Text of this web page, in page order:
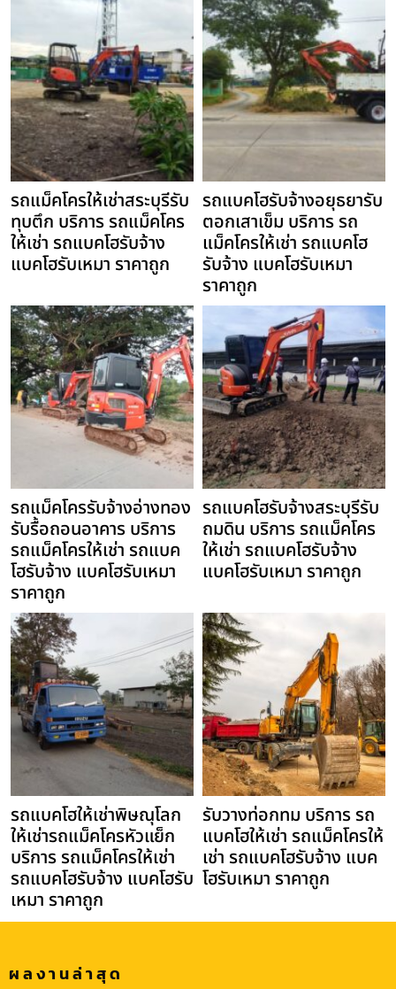
รถแม็คโครให้เช่าสระบุรีรับ
ทุบตึก บริการ รถแม็คโคร
ให้เช่า รถแบคโฮรับจ้าง
แบคโฮรับเหมา ราคาถูก
รถแบคโฮรับจ้างอยุธยารับ
ตอกเสาเข็ม บริการ รถ
แม็คโครให้เช่า รถแบคโฮ
รับจ้าง แบคโฮรับเหมา
ราคาถูก
รถแม็คโครรับจ้างอ่างทอง
รับรื้อถอนอาคาร บริการ
รถแม็คโครให้เช่า รถแบค
โฮรับจ้าง แบคโฮรับเหมา
ราคาถูก
รถแบคโฮรับจ้างสระบุรีรับ
ถมดิน บริการ รถแม็คโคร
ให้เช่า รถแบคโฮรับจ้าง
แบคโฮรับเหมา ราคาถูก
รถแบคโฮให้เช่าพิษณุโลก
ให้เช่ารถแม็คโครหัวแย็ก
บริการ รถแม็คโครให้เช่า
รถแบคโฮรับจ้าง แบคโฮรับ
เหมา ราคาถูก
รับวางท่อกทม บริการ รถ
แบคโฮให้เช่า รถแม็คโครให้
เช่า รถแบคโฮรับจ้าง แบค
โฮรับเหมา ราคาถูก
ผลงานล่าสุด